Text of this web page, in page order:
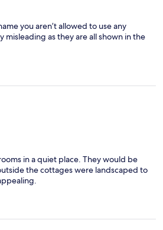
you aren’t allowed to use any
misleading as they are all shown in the
in a quiet place. They would be
the cottages were landscaped to